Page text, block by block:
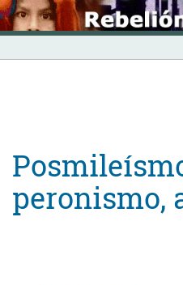
Skip
to
content
INICIO
peronismo,